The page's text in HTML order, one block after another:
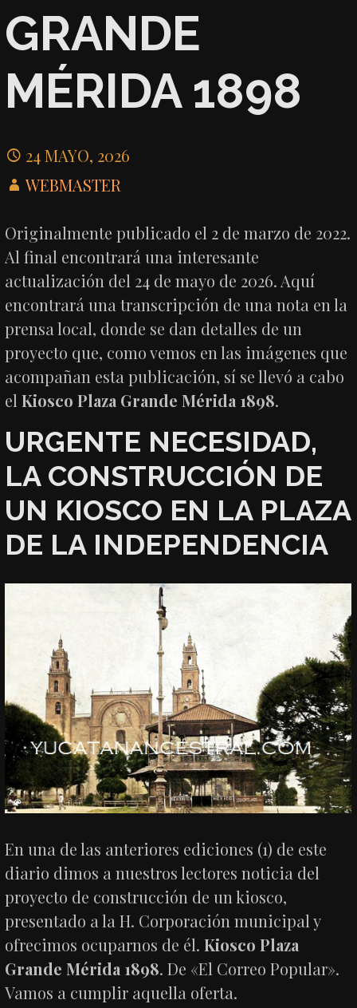
GRANDE
MÉRIDA 1898
24 MAYO, 2026
WEBMASTER
Originalmente publicado el 2 de marzo de 2022.
Al final encontrará una interesante
actualización del 24 de mayo de 2026. Aquí
encontrará una transcripción de una nota en la
prensa local, donde se dan detalles de un
proyecto que, como vemos en las imágenes que
acompañan esta publicación, sí se llevó a cabo
elKiosco Plaza Grande Mérida 1898.
URGENTE NECESIDAD,
LA CONSTRUCCIÓN DE
UN KIOSCO EN LA PLAZA
DE LA INDEPENDENCIA
En una de las anteriores ediciones (1) de este
diario dimos a nuestros lectores noticia del
proyecto de construcción de un kiosco,
presentado a la H. Corporación municipal y
ofrecimos ocuparnos de él.Kiosco Plaza
Grande Mérida 1898. De «El Correo Popular».
Vamos a cumplir aquella oferta.